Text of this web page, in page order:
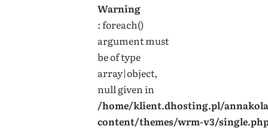
Warning
: foreach()
argument must
be of type
array|object,
null given in
/home/klient.dhosting.pl/
content/themes/wrm-v3/